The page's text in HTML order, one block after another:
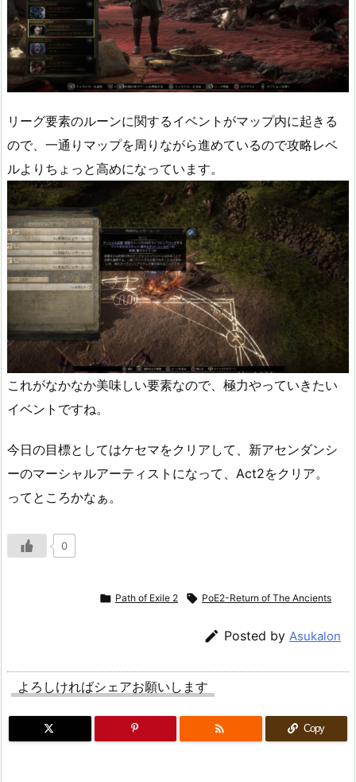
リーグ要素のルーンに関するイベントがマップ内に起きる
ので、一通りマップを周りながら進めているので攻略レベ
ルよりちょっと高めになっています。
これがなかなか美味しい要素なので、極力やっていきたい
イベントですね。
今日の目標としてはケセマをクリアして、新アセンダンシ
ーのマーシャルアーティストになって、Act2をクリア。
ってところかなぁ。
0
 Path of Exile 2  PoE2-Return of The Ancients
 Posted by Asukalon
よろしければシェアお願いします
 Copy